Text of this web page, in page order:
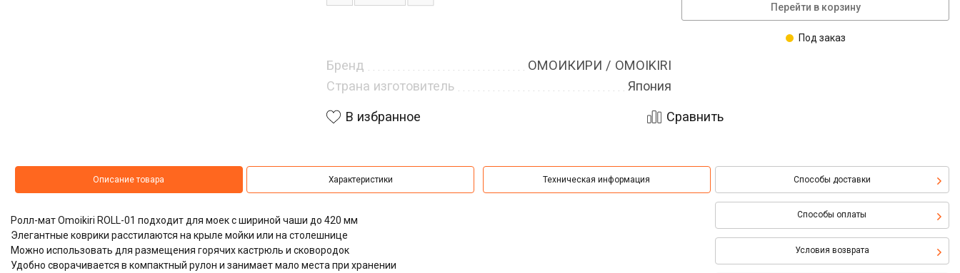
Бренд
ОМОИКИРИ / OMOIKIRI
Страна изготовитель
Япония
Перейти в корзину
Под заказ
В избранное Сравнить
Описание товара Характеристики Техническая информация Способы доставки
Способы оплаты
Условия возврата
Ролл-мат Omoikiri ROLL-01 подходит для моек с шириной чаши до 420 мм
Элегантные коврики расстилаются на крыле мойки или на столешнице
Можно использовать для размещения горячих кастрюль и сковородок
Удобно сворачивается в компактный рулон и занимает мало места при хранении